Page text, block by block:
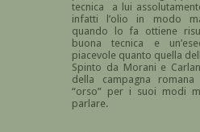
tecnica a lui
infatti l’olio in modo
quando lo fa ottiene
buona tecnica e
piacevole quanto quella
Spinto da Morani e
della campagna
“orso” per i suoi modi
parlare.